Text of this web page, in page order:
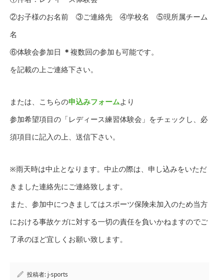
②お子様のお名前 ③ご連絡先 ④学校名 ⑤現所属チーム
名
⑥体験会参加日 ＊ 複数回の参加も可能です。
を記載の上ご連絡下さい。
または、こちらの申込みフォームより
参加希望項目の「レディース練習体験会」をチェックし、必
須項目に記入の上、送信下さい。
※雨天時は中止となります。中止の際は、申し込みをいただ
きました連絡先にご連絡致します。
また、参加中につきましてはスポーツ保険未加入のため当方
における事故ケガに対する一切の責任を負いかねますのでご
了承のほど宜しくお願い致します。
投稿者: j-sports